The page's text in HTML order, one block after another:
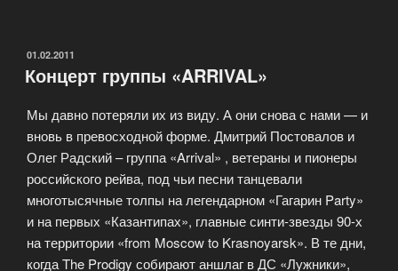
существовать
Британии»
ОПУБЛИКОВАНО
01.02.2011
Концерт группы «ARRIVAL»
Мы давно потеряли их из виду. А они снова с нами — и
вновь в превосходной форме. Дмитрий Постовалов и
Олег Радский – группа «Arrival» , ветераны и пионеры
российского рейва, под чьи песни танцевали
многотысячные толпы на легендарном «Гагарин Party»
и на первых «Казантипах», главные синти-звезды 90-х
на территории «from Moscow to Krasnoyarsk». В те дни,
когда The Prodigy собирают аншлаг в ДС «Лужники»,